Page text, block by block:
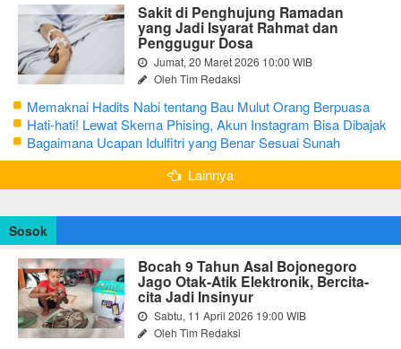
Sakit di Penghujung Ramadan
yang Jadi Isyarat Rahmat dan
Penggugur Dosa
Jumat, 20 Maret 2026 10:00 WIB
Oleh Tim Redaksi
Memaknai Hadits Nabi tentang Bau Mulut Orang Berpuasa
Secara Bijak Agar Tidak Menggangu
Hati-hati! Lewat Skema Phising, Akun Instagram Bisa Dibajak
Kurang dari 3 Menit
Bagaimana Ucapan Idulfitri yang Benar Sesuai Sunah
Rasulullah
Lainnya
Sosok
Bocah 9 Tahun Asal Bojonegoro
Jago Otak-Atik Elektronik, Bercita-
cita Jadi Insinyur
Sabtu, 11 April 2026 19:00 WIB
Oleh Tim Redaksi